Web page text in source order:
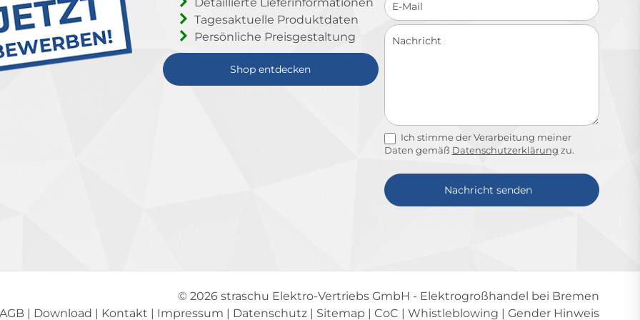
Tagesaktuelle Produktdaten
Persönliche Preisgestaltung
Shop entdecken
Ich stimme der Verarbeitung meiner
Daten gemäß Datenschutzerklärung zu.
Nachricht senden
© 2026 straschu Elektro-Vertriebs GmbH - Elektrogroßhandel bei Bremen
AGB | Download | Kontakt | Impressum | Datenschutz | Sitemap | CoC | Whistleblowing | Gender Hinweis